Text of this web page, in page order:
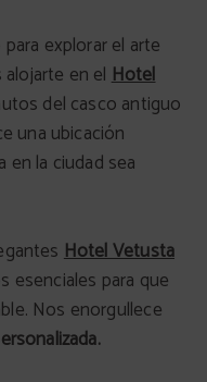
explorar el arte
en el Hotel
del casco antiguo
una ubicación
en la ciudad sea
Hotel Vetusta
esenciales para que
Nos enorgullece